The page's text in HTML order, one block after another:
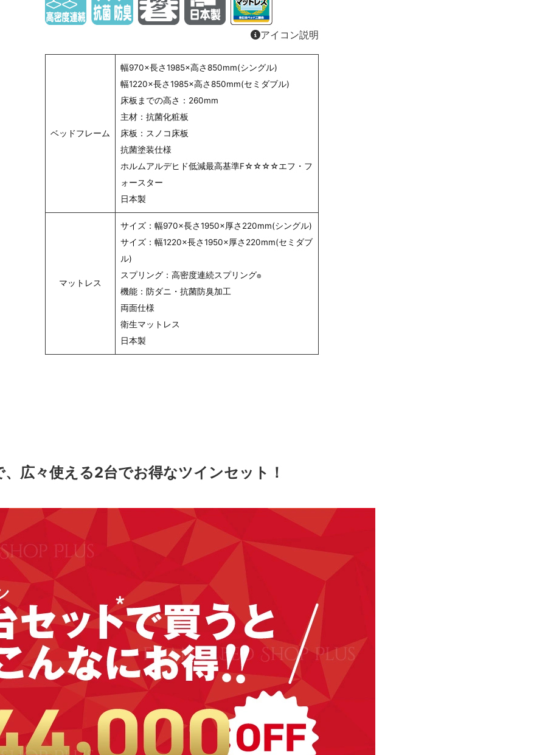
アイコン説明
ベッドフレーム
幅970×長さ1985×高さ850mm(シングル)
幅1220×長さ1985×高さ850mm(セミダブル)
床板までの高さ：260mm
主材：抗菌化粧板
床板：スノコ床板
抗菌塗装仕様
ホルムアルデヒド低減最高基準F☆☆☆☆エフ・フ
ォースター
日本製
マットレス
サイズ：幅970×長さ1950×厚さ220mm(シングル)
サイズ：幅1220×長さ1950×厚さ220mm(セミダブ
ル)
スプリング：高密度連続スプリング®
機能：防ダニ・抗菌防臭加工
両面仕様
衛生マットレス
日本製
広々使える2台でお得なツインセット！